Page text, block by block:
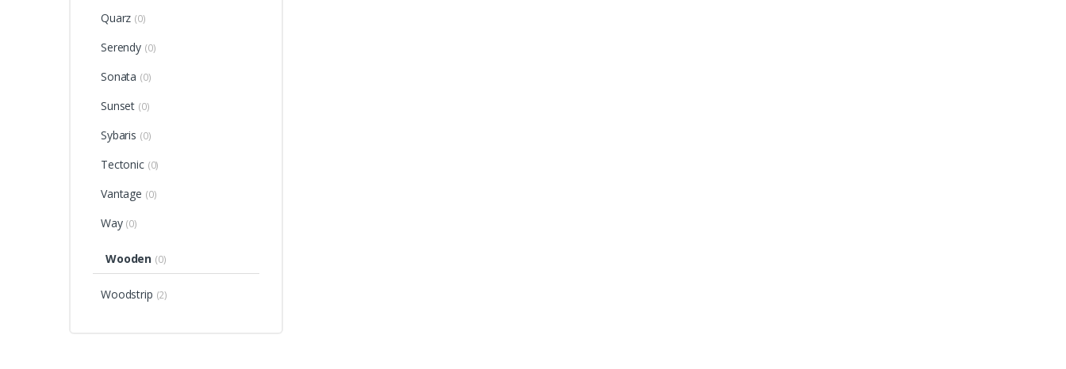
Quarz (0)
Serendy (0)
Sonata (0)
Sunset (0)
Sybaris (0)
Tectonic (0)
Vantage (0)
Way (0)
Wooden (0)
Woodstrip (2)